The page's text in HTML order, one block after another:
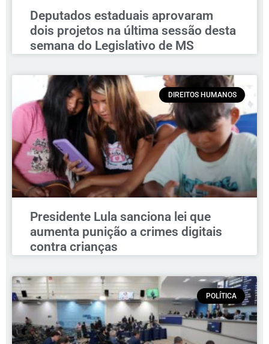
Deputados estaduais aprovaram
dois projetos na última sessão desta
semana do Legislativo de MS
DIREITOS HUMANOS
Presidente Lula sanciona lei que
aumenta punição a crimes digitais
contra crianças
POLÍTICA